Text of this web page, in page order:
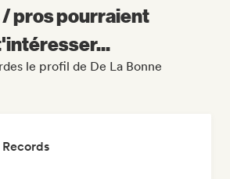
/ pros pourraient
le profil de De La Bonne